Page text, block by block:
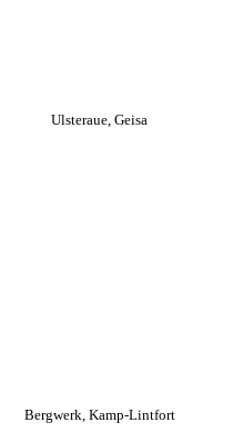
Ulsteraue, Geisa
Bergwerk, Kamp-Lintfort